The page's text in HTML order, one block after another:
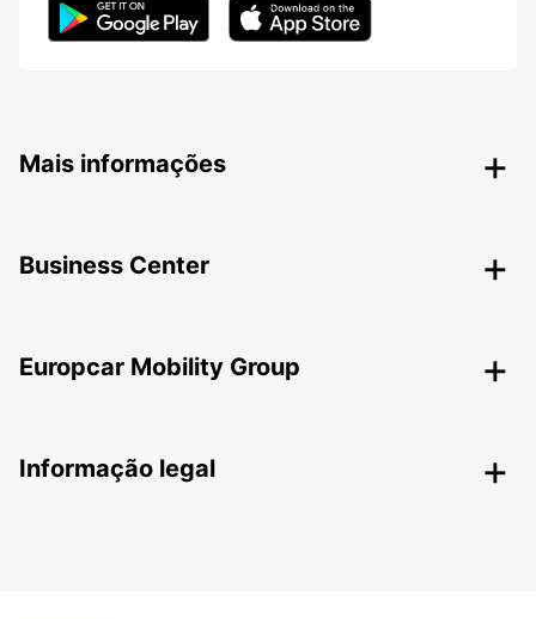
Mais informações
Business Center
Europcar Mobility Group
Informação legal